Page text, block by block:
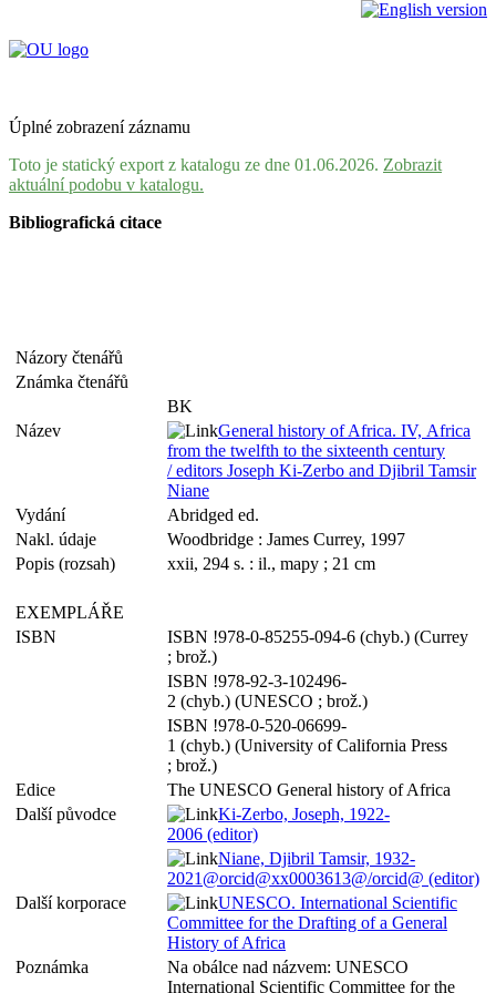
Úplné zobrazení záznamu
Toto je statický export z katalogu ze dne 01.06.2026. Zobrazit
aktuální podobu v katalogu.
Bibliografická citace
Názory čtenářů
Známka čtenářů
BK
Název
General history of Africa. IV, Africa
from the twelfth to the sixteenth century
/ editors Joseph Ki-Zerbo and Djibril Tamsir
Niane
Vydání
Abridged ed.
Nakl. údaje
Woodbridge : James Currey, 1997
Popis (rozsah)
xxii, 294 s. : il., mapy ; 21 cm
EXEMPLÁŘE
ISBN
ISBN !978-0-85255-094-6 (chyb.) (Currey
; brož.)
ISBN !978-92-3-102496-
2 (chyb.) (UNESCO ; brož.)
ISBN !978-0-520-06699-
1 (chyb.) (University of California Press
; brož.)
Edice
The UNESCO General history of Africa
Další původce
Ki-Zerbo, Joseph, 1922-
2006 (editor)
Niane, Djibril Tamsir, 1932-
2021@orcid@xx0003613@/orcid@ (editor)
Další korporace
UNESCO. International Scientific
Committee for the Drafting of a General
History of Africa
Poznámka
Na obálce nad názvem: UNESCO
International Scientific Committee for the